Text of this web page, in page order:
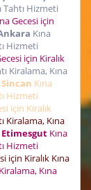
Tahtı Hizmeti
Gecesi için
Kına
Hizmeti
için Kiralık
Kiralama, Kına
Kına
Hizmeti
için Kiralık
Kiralama, Kına
Kına
Hizmeti
için Kiralık Kına
Kına